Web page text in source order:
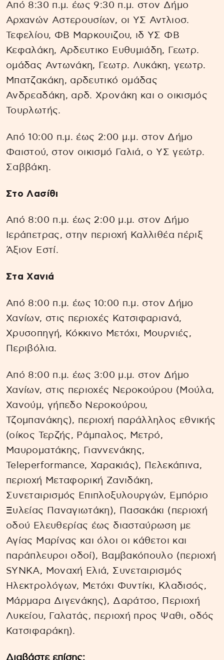
Από 8:30 π.μ. έως 9:30 π.μ. στον Δήμο
Αρχανών Αστερουσίων, οι ΥΣ Αντλιοσ.
Τεφελίου, ΦΒ Μαρκουιζου, ιδ ΥΣ ΦΒ
Κεφαλάκη, Αρδευτικο Ευθυμιάδη, Γεωτρ.
ομάδας Αντωνάκη, Γεωτρ. Λυκάκη, γεωτρ.
Μπατζακάκη, αρδευτικό ομάδας
Ανδρεαδάκη, αρδ. Χρονάκη και ο οικισμός
Τουρλωτής.
Από 10:00 π.μ. έως 2:00 μ.μ. στον Δήμο
Φαιστού, στον οικισμό Γαλιά, ο ΥΣ γεώτρ.
Σαββάκη.
Στο Λασίθι
Από 8:00 π.μ. έως 2:00 μ.μ. στον Δήμο
Ιεράπετρας, στην περιοχή Καλλιθέα πέριξ
Άξιον Εστί.
Στα Χανιά
Από 8:00 π.μ. έως 10:00 π.μ. στον Δήμο
Χανίων, στις περιοχές Κατσιφαριανά,
Χρυσοπηγή, Κόκκινο Μετόχι, Μουρνιές,
Περιβόλια.
Από 8:00 π.μ. έως 3:00 μ.μ. στον Δήμο
Χανίων, στις περιοχές Νεροκούρου (Μούλα,
Χανούμ, γήπεδο Νεροκούρου,
Τζομπανάκης), περιοχή παράλληλος εθνικής
(οίκος Τερζής, Ράμπαλος, Μετρό,
Μαυροματάκης, Γιαννενάκης,
Teleperformance, Χαρακιάς), Πελεκάπινα,
περιοχή Μεταφορική Ζανιδάκη,
Συνεταιρισμός Επιπλοξυλουργών, Εμπόριο
Ξυλείας Παναγιωτάκη), Πασακάκι (περιοχή
οδού Ελευθερίας έως διασταύρωση με
Αγίας Μαρίνας και όλοι οι κάθετοι και
παράπλευροι οδοί), Βαμβακόπουλο (περιοχή
SYNKA, Μοναχή Ελιά, Συνεταιρισμός
Ηλεκτρολόγων, Μετόχι Φυντίκι, Κλαδισός,
Μάρμαρα Διγενάκης), Δαράτσο, Περιοχή
Λυκείου, Γαλατάς, περιοχή προς Ψαθι, οδός
Κατσιφαράκη).
Διαβάστε επίσης: